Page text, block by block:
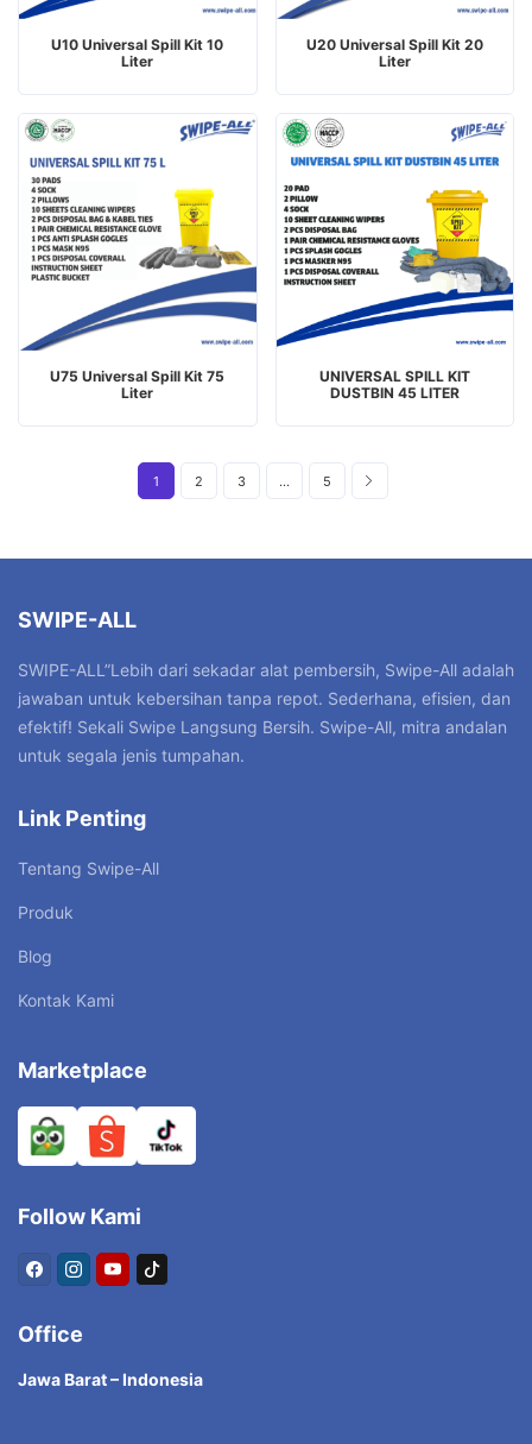
U10 Universal Spill Kit 10
Liter
U20 Universal Spill Kit 20
Liter
U75 Universal Spill Kit 75
Liter
UNIVERSAL SPILL KIT
DUSTBIN 45 LITER
1 2 3 … 5
SWIPE-ALL
SWIPE-ALL”Lebih dari sekadar alat pembersih, Swipe-All adalah
jawaban untuk kebersihan tanpa repot. Sederhana, efisien, dan
efektif! Sekali Swipe Langsung Bersih. Swipe-All, mitra andalan
untuk segala jenis tumpahan.
Link Penting
Tentang Swipe-All
Produk
Blog
Kontak Kami
Marketplace
Follow Kami
Office
Jawa Barat – Indonesia